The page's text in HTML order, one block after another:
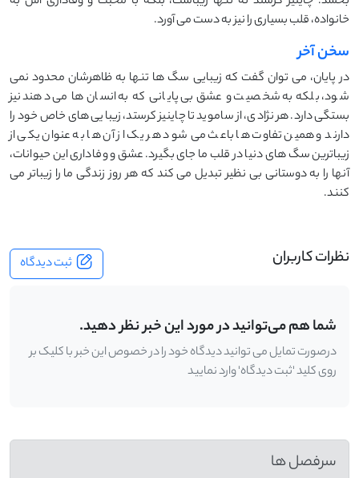
خانواده، قلب بسیاری را نیز به دست می ‌آورد.
سخن آخر
در پایان، می ‌توان گفت که زیبایی سگ‌ ها تنها به ظاهرشان محدود نمی‌
شود، بلکه به شخصیت و عشق بی ‌پایانی که به انسان‌ ها می ‌دهند نیز
بستگی دارد. هر نژادی، از ساموید تا چاینیز کرستد، زیبایی ‌های خاص خود را
دارند و همین تفاوت ‌ها باعث می‌ شود هر یک از آن ‌ها به عنوان یکی از
زیباترین سگ‌ های دنیا در قلب ما جای بگیرد. عشق و وفاداری این حیوانات،
آنها را به دوستانی بی ‌نظیر تبدیل می‌ کند که هر روز زندگی ما را زیباتر می
‌کنند.
نظرات کاربران ثبت دیدگاه
شما هم می‌توانید در مورد این خبر نظر دهید.
درصورت تمایل می توانید دیدگاه خود را در خصوص این خبر با کلیک بر
روی کلید 'ثبت دیدگاه' وارد نمایید
سرفصل ها